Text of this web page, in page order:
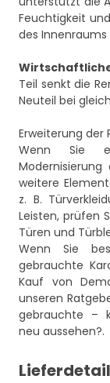
Feuchtigkeit
des Innenraums
Teil senkt die
Neuteil bei
Erweiterung der
Wenn Sie
weitere
z. B.
Leisten, prüfen
Türen und
Wenn Sie
gebrauchte
Kauf von
unseren
gebrauchte –
neu aussehen?.